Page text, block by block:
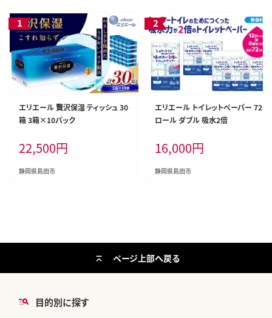
エリエール 贅沢保湿 ティッシュ 30
箱 3箱×10パック
22,500円
静岡県島田市
エリエール トイレットペーパー 72
ロール ダブル 吸水2倍
16,000円
静岡県島田市
目的別に探す
ページ上部へ戻る